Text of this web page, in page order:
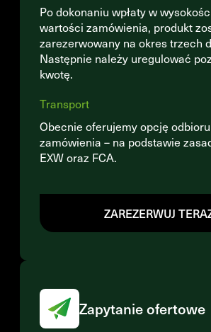
Po dokonaniu wpłaty w
wartości zamówienia, produkt
zarezerwowany na okres trzech
Następnie należy uregulować
kwotę.
Transport
Obecnie oferujemy opcję
zamówienia – na podstawie
EXW oraz FCA.
ZAREZERWUJ
Zapytanie ofertowe